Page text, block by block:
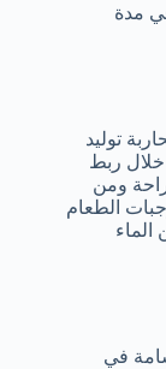
مدة
توليد
خلال ربط
ومن
وجبات الطعام
في